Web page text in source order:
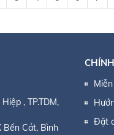
Hiệp , TP.TDM,
Bến Cát, Bình
Đặt